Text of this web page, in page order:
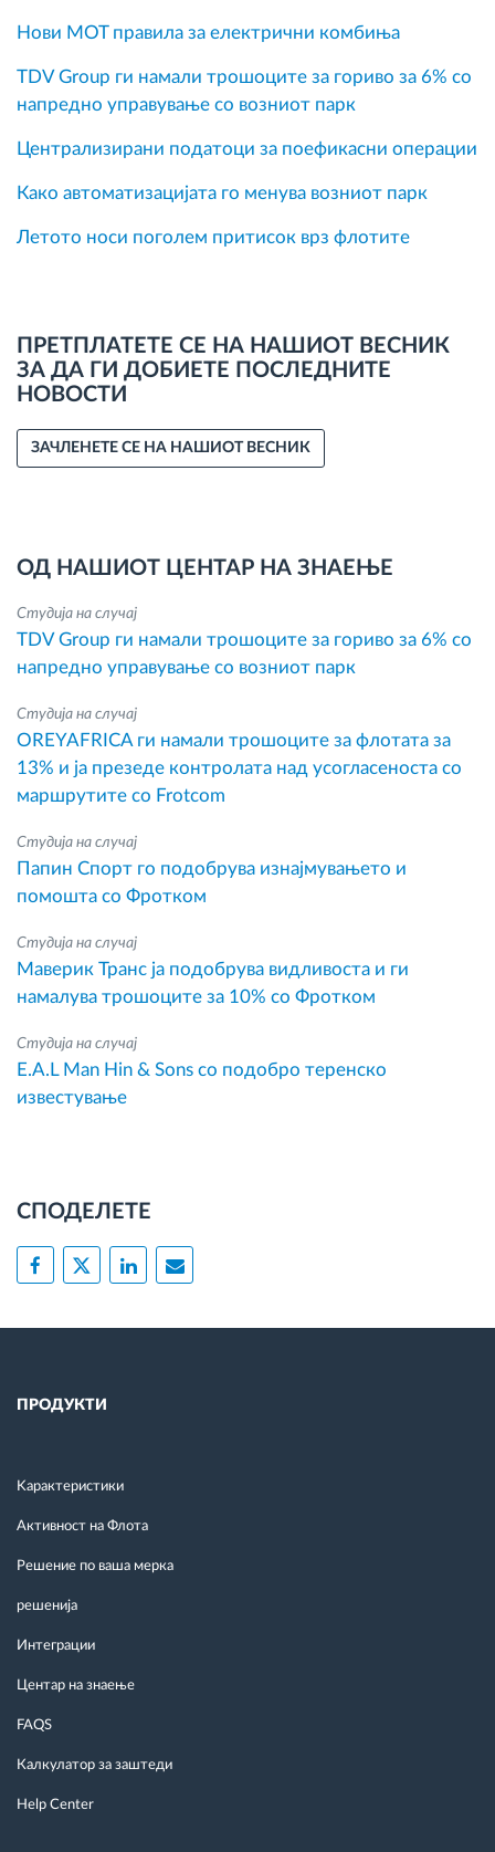
Нови MOT правила за електрични комбиња
TDV Group ги намали трошоците за гориво за 6% со
напредно управување со возниот парк
Централизирани податоци за поефикасни операции
Како автоматизацијата го менува возниот парк
Летото носи поголем притисок врз флотите
ПРЕТПЛАТЕТЕ СЕ НА НАШИОТ ВЕСНИК
ЗА ДА ГИ ДОБИЕТЕ ПОСЛЕДНИТЕ
НОВОСТИ
ЗАЧЛЕНЕТЕ СЕ НА НАШИОТ ВЕСНИК
ОД НАШИОТ ЦЕНТАР НА ЗНАЕЊЕ
Студија на случај
TDV Group ги намали трошоците за гориво за 6% со
напредно управување со возниот парк
Студија на случај
OREYAFRICA ги намали трошоците за флотата за
13% и ја презеде контролата над усогласеноста со
маршрутите со Frotcom
Студија на случај
Папин Спорт го подобрува изнајмувањето и
помошта со Фротком
Студија на случај
Маверик Транс ја подобрува видливоста и ги
намалува трошоците за 10% со Фротком
Студија на случај
E.A.L Man Hin & Sons со подобро теренско
известување
СПОДЕЛЕТЕ
ПРОДУКТИ
Kарактеристики
Активност на Флота
Решение по ваша мерка
решенија
Интеграции
Центар на знаење
FAQS
Калкулатор за заштеди
Help Center